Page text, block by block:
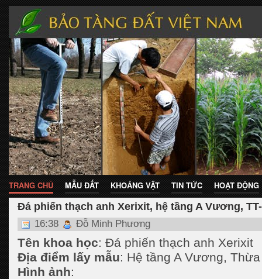
TRANG CHỦ MẪU ĐẤT KHOÁNG VẬT TIN TỨC HOẠT ĐỘNG
Đá phiến thạch anh Xerixit, hệ tầng A Vương,
16:38 Đỗ Minh Phương
Tên khoa học: Đá phiến thạch anh Xerixit
Địa điểm lấy mẫu: Hệ tầng A Vương,
Hình ảnh: